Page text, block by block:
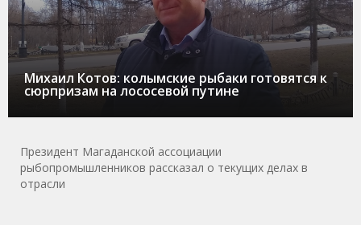
Михаил Котов: колымские рыбаки готовятся к
сюрпризам на лососевой путине
Президент Магаданской ассоциации
рыбопромышленников рассказал о текущих делах в
отрасли